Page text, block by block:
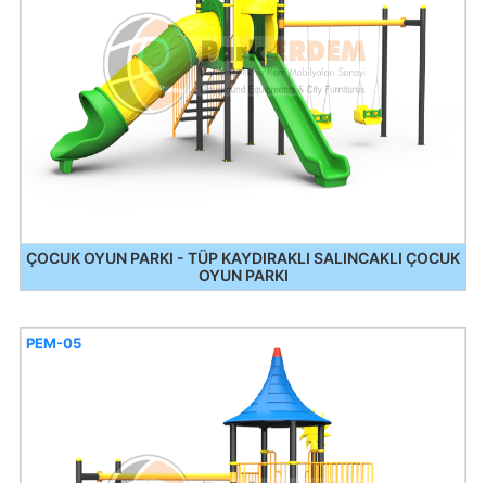
ÇOCUK OYUN PARKI - TÜP KAYDIRAKLI SALINCAKLI ÇOCUK
OYUN PARKI
PEM-05